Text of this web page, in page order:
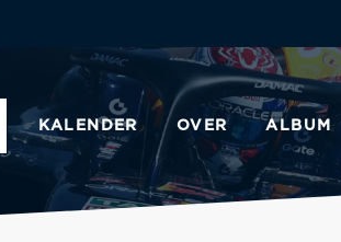
KALENDER OVER ALBUM